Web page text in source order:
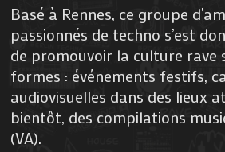
Basé à Rennes, ce groupe
passionnés de techno s’est
de promouvoir la culture rave
formes : événements festifs,
audiovisuelles dans des lieux
bientôt, des compilations
(VA).